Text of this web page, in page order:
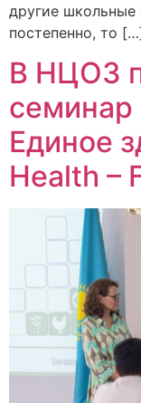
другие
постепенно, то
В НЦОЗ
Единое
Health –